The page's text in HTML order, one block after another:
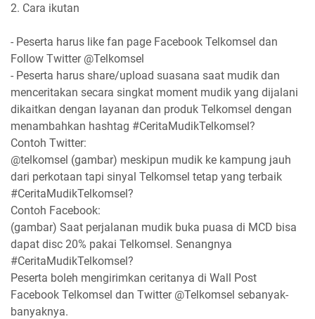
2. Cara ikutan
- Peserta harus like fan page Facebook Telkomsel dan
Follow Twitter @Telkomsel
- Peserta harus share/upload suasana saat mudik dan
menceritakan secara singkat moment mudik yang dijalani
dikaitkan dengan layanan dan produk Telkomsel dengan
menambahkan hashtag #CeritaMudikTelkomsel?
Contoh Twitter:
@telkomsel (gambar) meskipun mudik ke kampung jauh
dari perkotaan tapi sinyal Telkomsel tetap yang terbaik
#CeritaMudikTelkomsel?
Contoh Facebook:
(gambar) Saat perjalanan mudik buka puasa di MCD bisa
dapat disc 20% pakai Telkomsel. Senangnya
#CeritaMudikTelkomsel?
Peserta boleh mengirimkan ceritanya di Wall Post
Facebook Telkomsel dan Twitter @Telkomsel sebanyak-
banyaknya.